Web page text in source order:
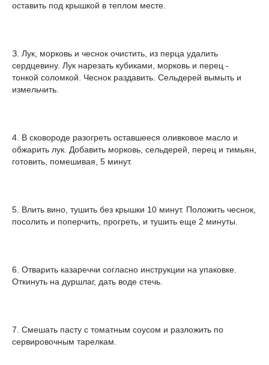
оставить под крышкой в теплом месте.
З. Лук, морковь и чеснок очистить, из перца удалить
сердцевину. Лук нарезать кубиками, морковь и перец -
тонкой соломкой. Чеснок раздавить. Сельдерей вымыть и
измельчить.
4. В сковороде разогреть оставшееся оливковое масло и
обжарить лук. Добавить морковь, сельдерей, перец и тимьян,
готовить, помешивая, 5 минут.
5. Влить вино, тушить без крышки 10 минут. Положить чеснок,
посолить и поперчить, прогреть, и тушить еще 2 минуты.
6. Отварить казареччи согласно инструкции на упаковке.
Откинуть на дуршлаг, дать воде стечь.
7. Смешать пасту с томатным соусом и разложить по
сервировочным тарелкам.